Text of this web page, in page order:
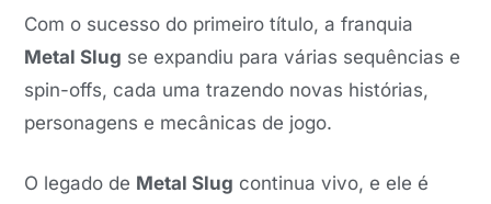
Com o sucesso do primeiro título, a franquia
Metal Slug se expandiu para várias sequências e
spin-offs, cada uma trazendo novas histórias,
personagens e mecânicas de jogo.
O legado de Metal Slug continua vivo, e ele é